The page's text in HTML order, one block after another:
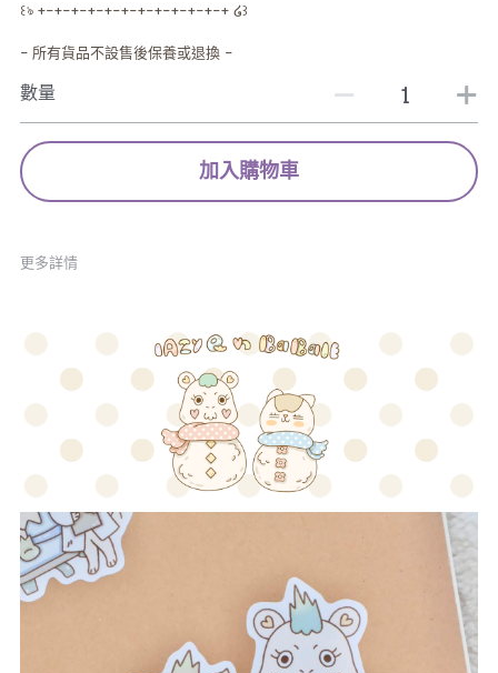
꒰ঌ +-+-+-+-+-+-+-+-+-+-+-+ ໒꒱
- 所有貨品不設售後保養或退換 -
數量
加入購物車
更多詳情